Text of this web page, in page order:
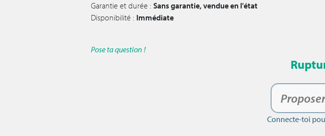
Garantie et durée : Sans garantie, vendue en l'état
Disponibilité : Immédiate
Pose ta question !
Connecte-toi